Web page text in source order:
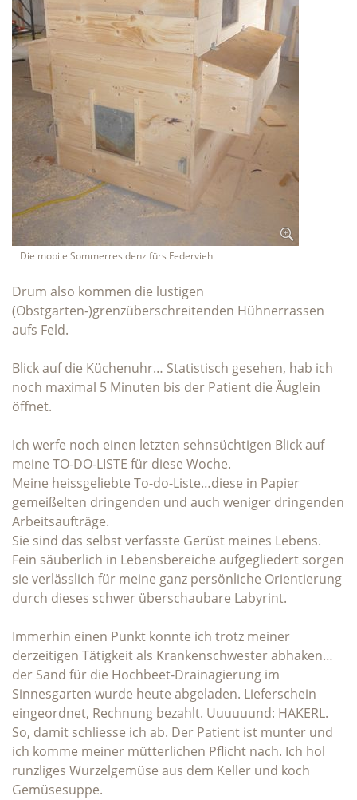
Die mobile Sommerresidenz fürs Federvieh
Drum also kommen die lustigen
(Obstgarten-)grenzüberschreitenden Hühnerrassen
aufs Feld.
Blick auf die Küchenuhr… Statistisch gesehen, hab ich
noch maximal 5 Minuten bis der Patient die Äuglein
öffnet.
Ich werfe noch einen letzten sehnsüchtigen Blick auf
meine TO-DO-LISTE für diese Woche.
Meine heissgeliebte To-do-Liste…diese in Papier
gemeißelten dringenden und auch weniger dringenden
Arbeitsaufträge.
Sie sind das selbst verfasste Gerüst meines Lebens.
Fein säuberlich in Lebensbereiche aufgegliedert sorgen
sie verlässlich für meine ganz persönliche Orientierung
durch dieses schwer überschaubare Labyrint.
Immerhin einen Punkt konnte ich trotz meiner
derzeitigen Tätigkeit als Krankenschwester abhaken…
der Sand für die Hochbeet-Drainagierung im
Sinnesgarten wurde heute abgeladen. Lieferschein
eingeordnet, Rechnung bezahlt. Uuuuuund: HAKERL.
So, damit schliesse ich ab. Der Patient ist munter und
ich komme meiner mütterlichen Pflicht nach. Ich hol
runzliges Wurzelgemüse aus dem Keller und koch
Gemüsesuppe.